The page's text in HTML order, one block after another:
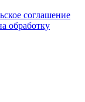
соглашение
обработку